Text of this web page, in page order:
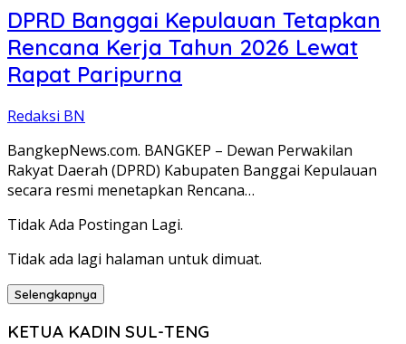
DPRD Banggai Kepulauan Tetapkan
Rencana Kerja Tahun 2026 Lewat
Rapat Paripurna
Redaksi BN
BangkepNews.com. BANGKEP – Dewan Perwakilan
Rakyat Daerah (DPRD) Kabupaten Banggai Kepulauan
secara resmi menetapkan Rencana…
Tidak Ada Postingan Lagi.
Tidak ada lagi halaman untuk dimuat.
Selengkapnya
KETUA KADIN SUL-TENG